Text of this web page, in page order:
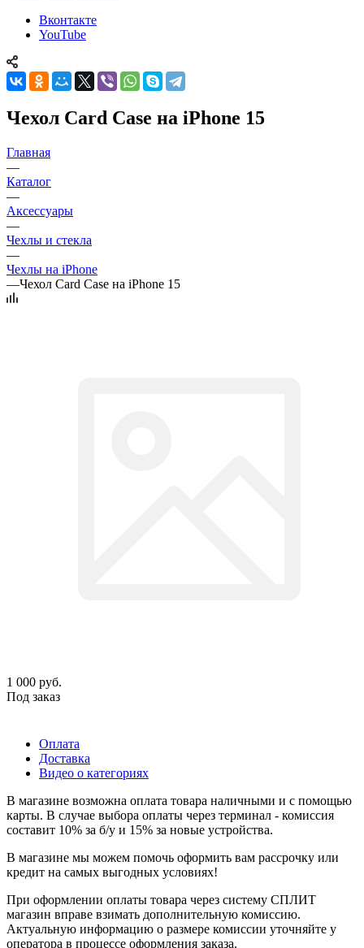
Вконтакте
YouTube
Чехол Card Case на iPhone 15
Главная
—
Каталог
—
Аксессуары
—
Чехлы и стекла
—
Чехлы на iPhone
—Чехол Card Case на iPhone 15
1 000 руб.
Под заказ
Оплата
Доставка
Видео о категориях
В магазине возможна оплата товара наличными и с помощью
карты. В случае выбора оплаты через терминал - комиссия
составит 10% за б/у и 15% за новые устройства.
В магазине мы можем помочь оформить вам рассрочку или
кредит на самых выгодных условиях!
При оформлении оплаты товара через систему СПЛИТ
магазин вправе взимать дополнительную комиссию.
Актуальную информацию о размере комиссии уточняйте у
оператора в процессе оформления заказа.